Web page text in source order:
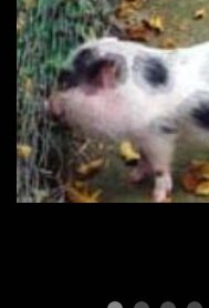
ПОРОДЫ СВИНЕЙ
Мини пиги